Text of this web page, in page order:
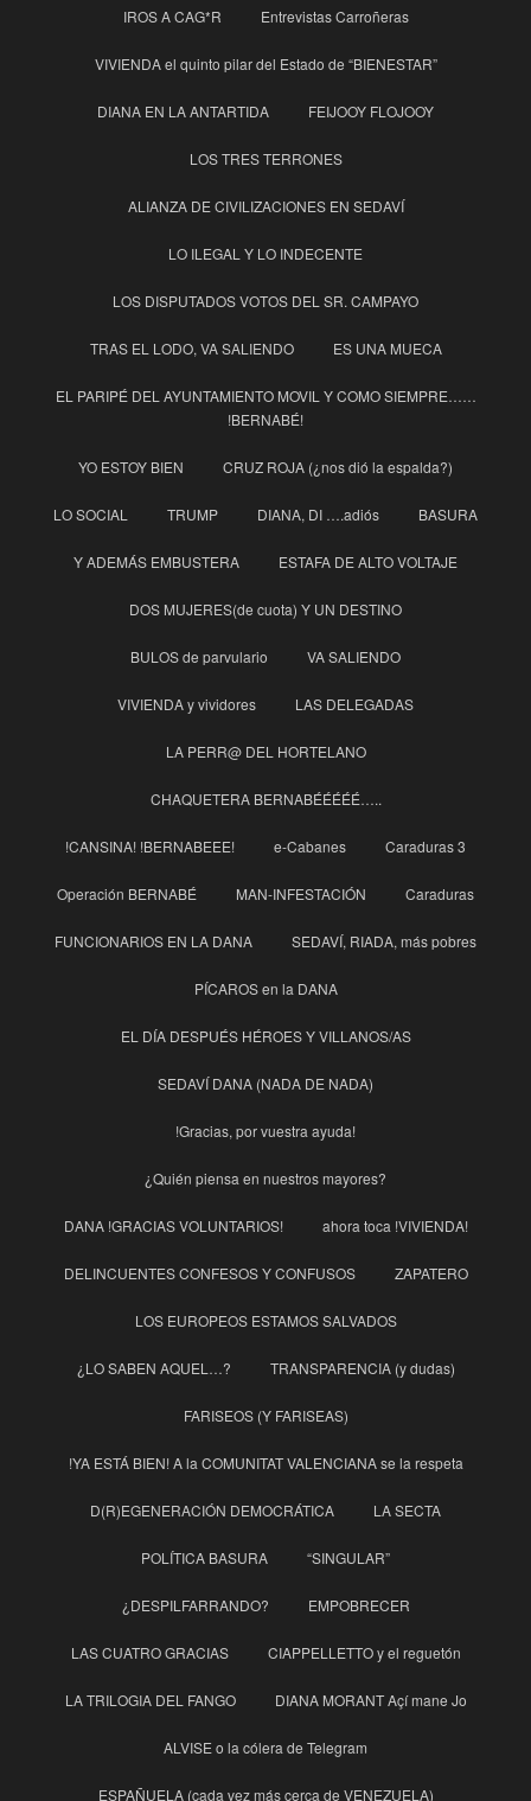
IROS A CAG*R Entrevistas Carroñeras
VIVIENDA el quinto pilar del Estado de “BIENESTAR”
DIANA EN LA ANTARTIDA FEIJOOY FLOJOOY
LOS TRES TERRONES
ALIANZA DE CIVILIZACIONES EN SEDAVÍ
LO ILEGAL Y LO INDECENTE
LOS DISPUTADOS VOTOS DEL SR. CAMPAYO
TRAS EL LODO, VA SALIENDO ES UNA MUECA
EL PARIPÉ DEL AYUNTAMIENTO MOVIL Y COMO SIEMPRE……
!BERNABÉ!
YO ESTOY BIEN CRUZ ROJA (¿nos dió la espalda?)
LO SOCIAL TRUMP DIANA, DI ….adiós BASURA
Y ADEMÁS EMBUSTERA ESTAFA DE ALTO VOLTAJE
DOS MUJERES(de cuota) Y UN DESTINO
BULOS de parvulario VA SALIENDO
VIVIENDA y vividores LAS DELEGADAS
LA PERR@ DEL HORTELANO
CHAQUETERA BERNABÉÉÉÉÉ…..
!CANSINA! !BERNABEEE! e-Cabanes Caraduras 3
Operación BERNABÉ MAN-INFESTACIÓN Caraduras
FUNCIONARIOS EN LA DANA SEDAVÍ, RIADA, más pobres
PÍCAROS en la DANA
EL DÍA DESPUÉS HÉROES Y VILLANOS/AS
SEDAVÍ DANA (NADA DE NADA)
!Gracias, por vuestra ayuda!
¿Quién piensa en nuestros mayores?
DANA !GRACIAS VOLUNTARIOS! ahora toca !VIVIENDA!
DELINCUENTES CONFESOS Y CONFUSOS ZAPATERO
LOS EUROPEOS ESTAMOS SALVADOS
¿LO SABEN AQUEL…? TRANSPARENCIA (y dudas)
FARISEOS (Y FARISEAS)
!YA ESTÁ BIEN! A la COMUNITAT VALENCIANA se la respeta
D(R)EGENERACIÓN DEMOCRÁTICA LA SECTA
POLÍTICA BASURA “SINGULAR”
¿DESPILFARRANDO? EMPOBRECER
LAS CUATRO GRACIAS CIAPPELLETTO y el reguetón
LA TRILOGIA DEL FANGO DIANA MORANT Açí mane Jo
ALVISE o la cólera de Telegram
ESPAÑUELA (cada vez más cerca de VENEZUELA)